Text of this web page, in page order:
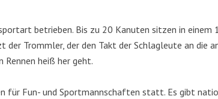
betrieben. Bis zu 20 Kanuten sitzen in einem
Trommler, der den Takt der Schlagleute an die
Rennen heiß her geht.
für Fun- und Sportmannschaften statt. Es gibt